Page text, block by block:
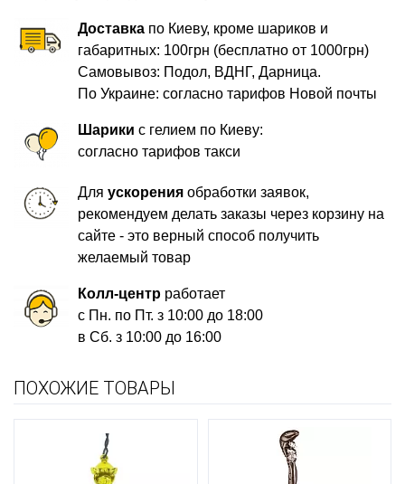
Доставка по Киеву, кроме шариков и
габаритных: 100грн (бесплатно от 1000грн)
Самовывоз: Подол, ВДНГ, Дарница.
По Украине: согласно тарифов Новой почты
Шарики с гелием по Киеву:
согласно тарифов такси
Дляускорения обработки заявок,
рекомендуем делать заказы через корзину на
сайте - это верный способ получить
желаемый товар
Колл-центр работает
с Пн. по Пт. з 10:00 до 18:00
в Сб. з 10:00 до 16:00
ПОХОЖИЕ ТОВАРЫ